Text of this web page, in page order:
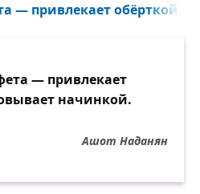
— привлекает обёрткой...
— привлекает
начинкой.
Ашот Наданян